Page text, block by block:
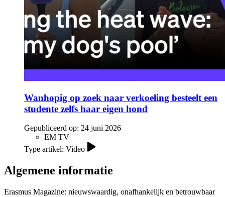
Wanhopig op zoek naar verkoeling besteelt een
studente zelfs haar eigen hond
Gepubliceerd op: 24 juni 2026
EM TV
Type artikel: Video
Algemene informatie
Erasmus Magazine: nieuwswaardig, onafhankelijk en betrouwbaar